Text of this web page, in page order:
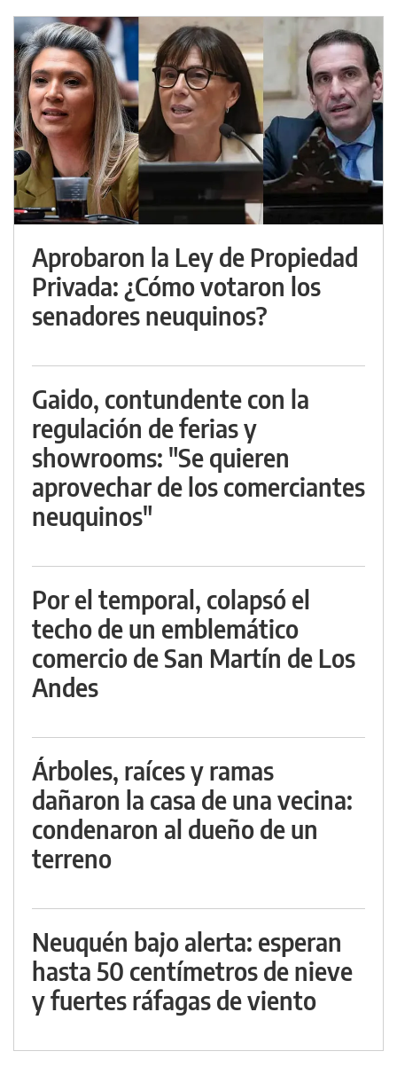
Aprobaron la Ley de Propiedad
Privada: ¿Cómo votaron los
senadores neuquinos?
Gaido, contundente con la
regulación de ferias y
showrooms: "Se quieren
aprovechar de los comerciantes
neuquinos"
Por el temporal, colapsó el
techo de un emblemático
comercio de San Martín de Los
Andes
Árboles, raíces y ramas
dañaron la casa de una vecina:
condenaron al dueño de un
terreno
Neuquén bajo alerta: esperan
hasta 50 centímetros de nieve
y fuertes ráfagas de viento